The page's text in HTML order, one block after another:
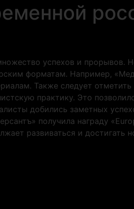
успехов и прорывов.
форматам. Например,
Также следует
практику. Это
добились заметных
получила награду
развиваться и достигать